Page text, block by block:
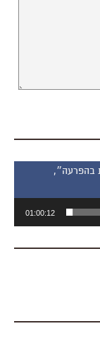
בהפרעה״,
01:00:12